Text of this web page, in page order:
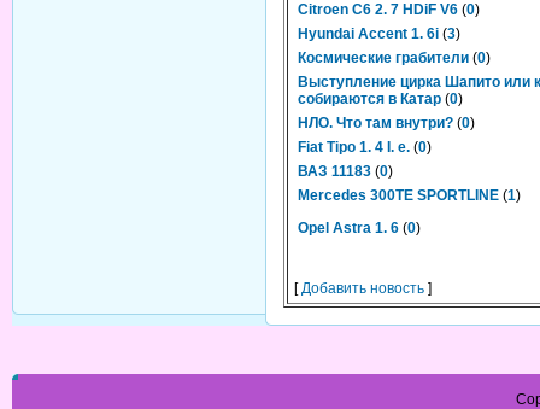
Citroen C6 2. 7 HDiF V6 (0)
Hyundai Accent 1. 6i (3)
Космические грабители (0)
Выступление цирка Шапито или
собираются в Катар (0)
НЛО. Что там внутри? (0)
Fiat Tipo 1. 4 I. e. (0)
ВАЗ 11183 (0)
Mercedes 300TE SPORTLINE (1)
Opel Astra 1. 6 (0)
[Добавить новость ]